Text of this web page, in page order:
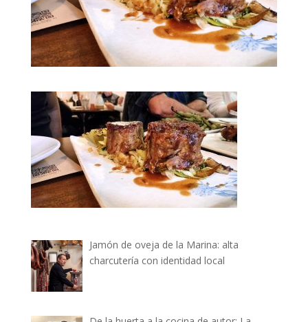
Jamón de oveja de la Marina: alta
charcutería con identidad local